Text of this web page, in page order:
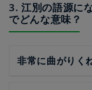
3. 江別の語源に
でどんな意味？
非常に曲がりく